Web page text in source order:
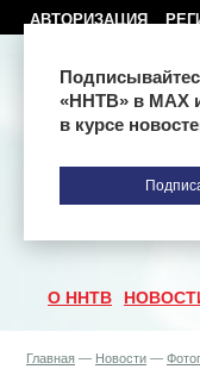
АВТОРИЗАЦИЯ
О ННТВ
Главная — Новости —
«ННТВ» в МАХ
в курсе